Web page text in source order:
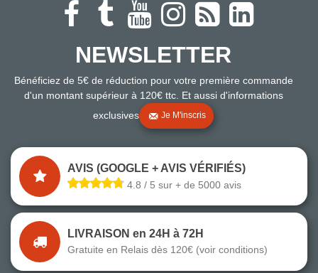
NEWSLETTER
Bénéficiez de 5€ de réduction pour votre première commande
d'un montant supérieur à 120€ ttc. Et aussi d'informations
exclusives
Je M'inscris
AVIS (GOOGLE + AVIS VÉRIFIÉS)
4.8 / 5 sur + de 5000 avis
LIVRAISON en 24H à 72H
Gratuite en Relais dès 120€ (voir conditions)